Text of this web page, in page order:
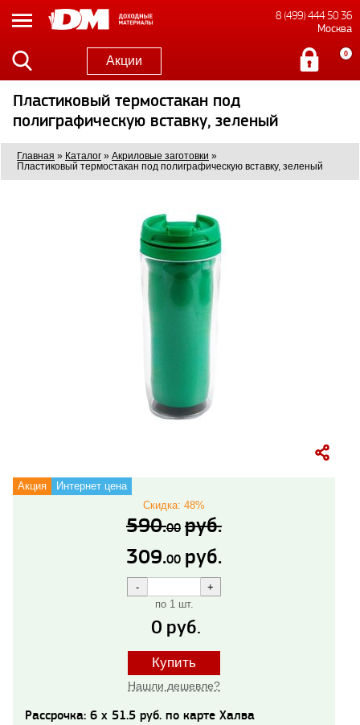
8 (499) 444 50 36
Москва
Акции 0
Пластиковый термостакан под
полиграфическую вставку, зеленый
Главная » Каталог » Акриловые заготовки »
Пластиковый термостакан под полиграфическую вставку, зеленый
Акция Интернет цена
309.00 руб.
590.00 руб.
Скидка: 48%
по 1 шт.
0 руб.
Купить
Нашли дешевле?
Рассрочка: 6 x 51.5 руб. по карте Халва